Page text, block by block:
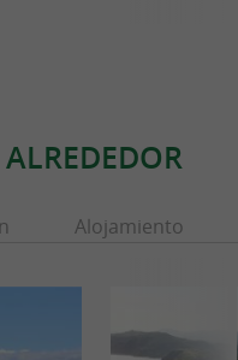
ALREDEDOR
Alojamiento